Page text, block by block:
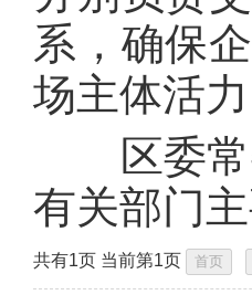
系，确保
场主体活
区委常
有关部门
共有1页 当前第1页